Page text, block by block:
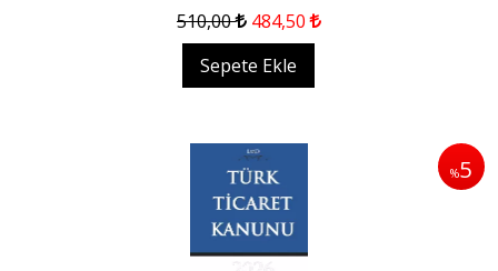
510,00 484,50
Sepete Ekle
%5